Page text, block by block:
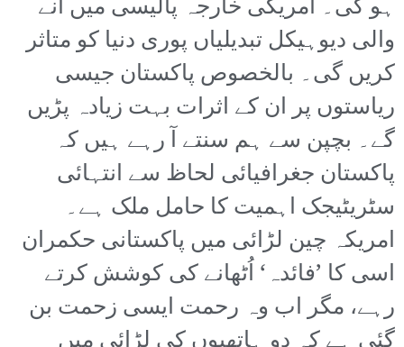
ہو گی۔ امریکی خارجہ پالیسی میں آنے
والی دیوہیکل تبدیلیاں پوری دنیا کو متاثر
کریں گی۔ بالخصوص پاکستان جیسی
ریاستوں پر ان کے اثرات بہت زیادہ پڑیں
گے۔ بچپن سے ہم سنتے آ رہے ہیں کہ
پاکستان جغرافیائی لحاظ سے انتہائی
سٹریٹیجک اہمیت کا حامل ملک ہے۔
امریکہ چین لڑائی میں پاکستانی حکمران
اسی کا ’فائدہ‘ اُٹھانے کی کوشش کرتے
رہے، مگر اب وہ رحمت ایسی زحمت بن